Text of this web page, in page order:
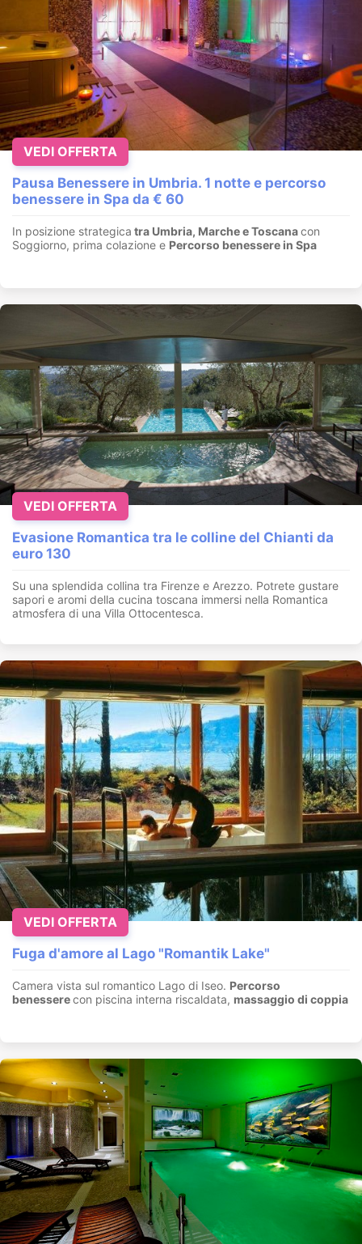
Pausa Benessere in Umbria. 1 notte e percorso
benessere in Spa da € 60
In posizione strategica tra Umbria, Marche e Toscanacon
Soggiorno, prima colazione e Percorso benessere in Spa
VEDI OFFERTA
Evasione Romantica tra le colline del Chianti da
euro 130
Su una splendida collina tra Firenze e Arezzo. Potrete gustare
sapori e aromi della cucina toscana immersi nella Romantica
atmosfera di una Villa Ottocentesca.
VEDI OFFERTA
Fuga d'amore al Lago "Romantik Lake"
Camera vista sul romantico Lago di Iseo. Percorso
benesserecon piscina interna riscaldata, massaggio di coppia
VEDI OFFERTA